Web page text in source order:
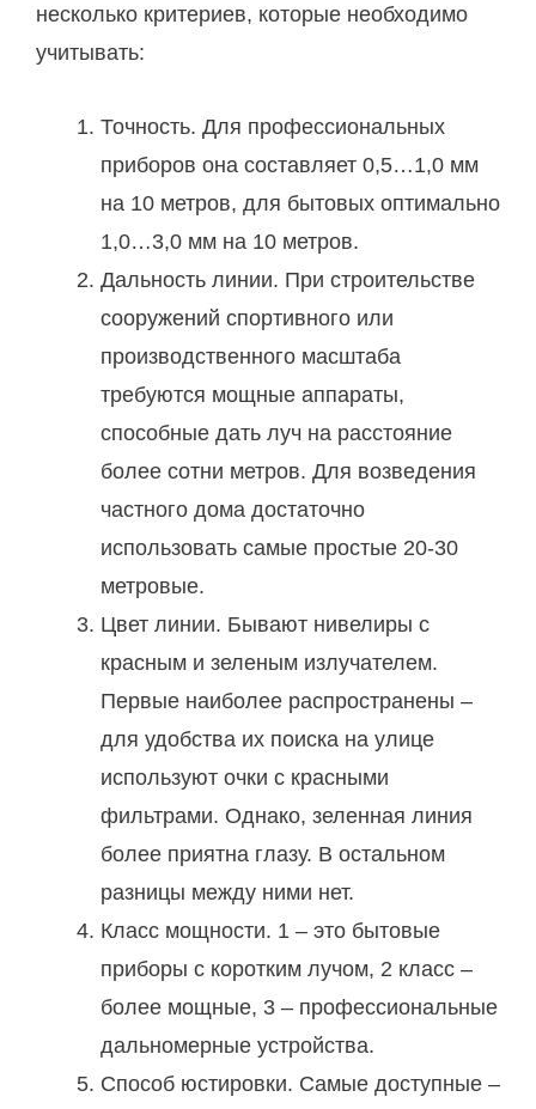
несколько критериев, которые необходимо
учитывать:
Точность. Для профессиональных
приборов она составляет 0,5…1,0 мм
на 10 метров, для бытовых оптимально
1,0…3,0 мм на 10 метров.
Дальность линии. При строительстве
сооружений спортивного или
производственного масштаба
требуются мощные аппараты,
способные дать луч на расстояние
более сотни метров. Для возведения
частного дома достаточно
использовать самые простые 20-30
метровые.
Цвет линии. Бывают нивелиры с
красным и зеленым излучателем.
Первые наиболее распространены –
для удобства их поиска на улице
используют очки с красными
фильтрами. Однако, зеленная линия
более приятна глазу. В остальном
разницы между ними нет.
Класс мощности. 1 – это бытовые
приборы с коротким лучом, 2 класс –
более мощные, 3 – профессиональные
дальномерные устройства.
Способ юстировки. Самые доступные –